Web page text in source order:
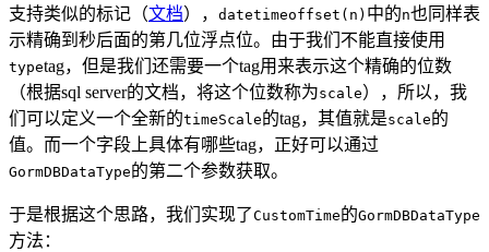
支持类似的标记（文档）， datetimeoffset(n) 中的n也同样表
示精确到秒后面的第几位浮点位。由于我们不能直接使用
typetag，但是我们还需要一个tag用来表示这个精确的位数
（根据sql server的文档，将这个位数称为scale），所以，我
们可以定义一个全新的timeScale的tag，其值就是scale的
值。而一个字段上具体有哪些tag，正好可以通过
GormDBDataType的第二个参数获取。
于是根据这个思路，我们实现了CustomTime的GormDBDataType
方法：